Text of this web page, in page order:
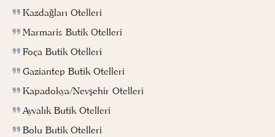
Kazdağları Otelleri
Marmaris Butik Otelleri
Foça Butik Otelleri
Gaziantep Butik Otelleri
Kapadokya/Nevşehir Otelleri
Ayvalık Butik Otelleri
Bolu Butik Otelleri